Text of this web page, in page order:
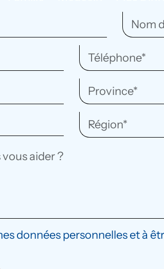
données personnelles et à